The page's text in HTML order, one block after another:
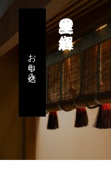
星里奏の紐解き
お申し込み